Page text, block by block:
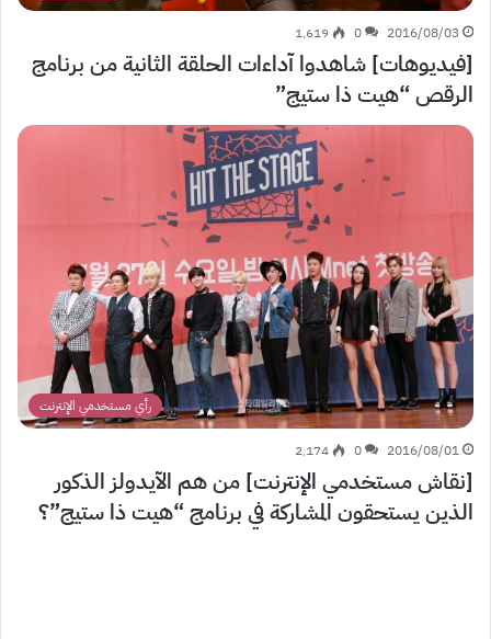
2016/08/03
0 1٬619
[فيديوهات] شاهدوا آداءات الحلقة الثانية من برنامج
الرقص “هيت ذا ستيج”
رأي مستخدمي الإنترنت
2016/08/01
0 2٬174
[نقاش مستخدمي الإنترنت] من هم الآيدولز الذكور
الذين يستحقون المشاركة في برنامج “هيت ذا ستيج”؟